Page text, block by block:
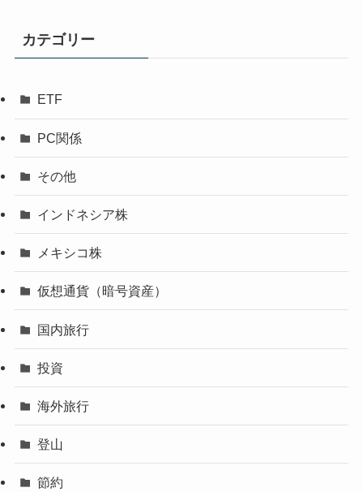
カテゴリー
ETF
PC関係
その他
インドネシア株
メキシコ株
仮想通貨（暗号資産）
国内旅行
投資
海外旅行
登山
節約